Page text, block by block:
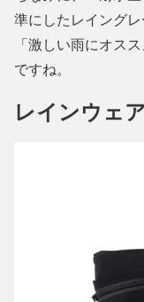
準にしたレイングレ
「激しい雨にオス
ですね。
レインウェ